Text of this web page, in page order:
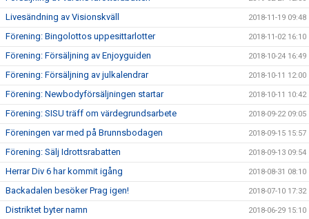
Livesändning av Visionskväll 2018-11-19 09:48
Förening: Bingolottos uppesittarlotter 2018-11-02 16:10
Förening: Försäljning av Enjoyguiden 2018-10-24 16:49
Förening: Försäljning av julkalendrar 2018-10-11 12:00
Förening: Newbodyförsäljningen startar 2018-10-11 10:42
Förening: SISU träff om värdegrundsarbete 2018-09-22 09:05
Föreningen var med på Brunnsbodagen 2018-09-15 15:57
Förening: Sälj Idrottsrabatten 2018-09-13 09:54
Herrar Div 6 har kommit igång 2018-08-31 08:10
Backadalen besöker Prag igen! 2018-07-10 17:32
Distriktet byter namn 2018-06-29 15:10